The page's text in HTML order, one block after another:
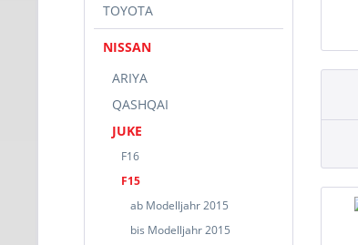
TOYOTA
NISSAN
ARIYA
QASHQAI
JUKE
F16
F15
ab Modelljahr 2015
bis Modelljahr 2015